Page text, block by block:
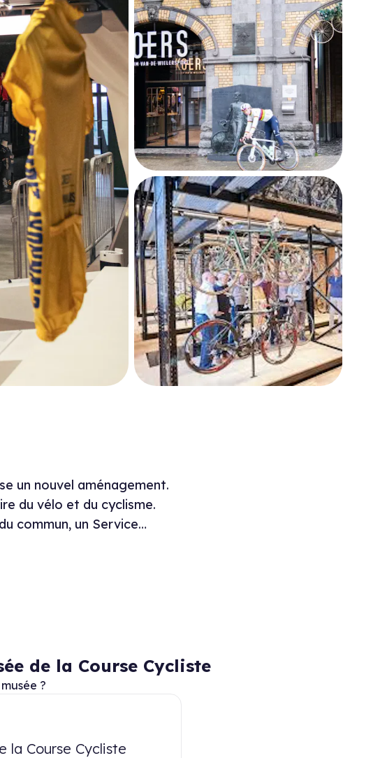
du musée
un nouvel aménagement.
du vélo et du cyclisme.
commun, un Service…
de la Course Cycliste
?
la Course Cycliste